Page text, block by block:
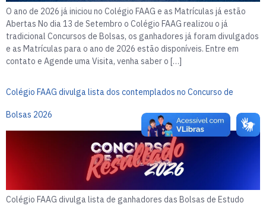
O ano de 2026 já iniciou no Colégio FAAG e as Matrículas já estão
Abertas No dia 13 de Setembro o Colégio FAAG realizou o já
tradicional Concursos de Bolsas, os ganhadores já foram divulgados
e as Matrículas para o ano de 2026 estão disponíveis. Entre em
contato e Agende uma Visita, venha saber o […]
Colégio FAAG divulga lista dos contemplados no Concurso de
Bolsas 2026
Colégio FAAG divulga lista de ganhadores das Bolsas de Estudo